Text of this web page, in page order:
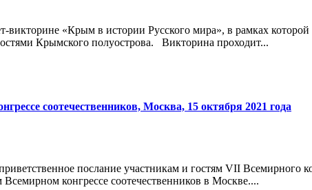
викторине «Крым в истории Русского мира», в рамках
Крымского полуострова. Викторина проходит...
соотечественников, Москва, 15 октября 2021 года
послание участникам и гостям VII Всемирного
конгрессе соотечественников в Москве....